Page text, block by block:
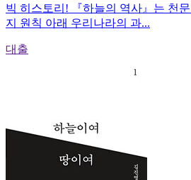
빅 히스토리! 『하늘의 역사』는 천
지 원칙 아래 우리나라의 과...
대출